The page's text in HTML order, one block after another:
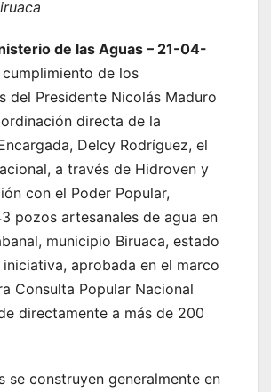
de las Aguas – 21-04-
cumplimiento de los
del Presidente Nicolás Maduro
directa de la
Delcy Rodríguez, el
a través de Hidroven y
con el Poder Popular,
pozos artesanales de agua en
municipio Biruaca, estado
iniciativa, aprobada en el marco
Consulta Popular Nacional
directamente a más de 200
se construyen generalmente en